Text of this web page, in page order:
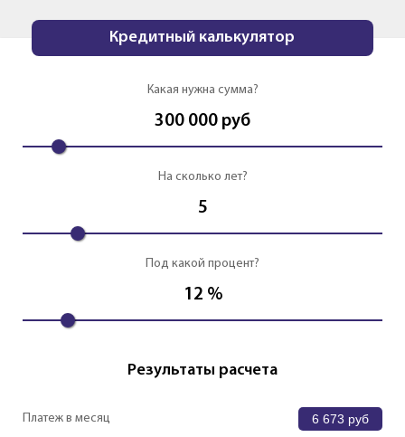
Кредитный калькулятор
Какая нужна сумма?
300 000 руб
На сколько лет?
5
Под какой процент?
12 %
Результаты расчета
Платеж в месяц 6 673 руб